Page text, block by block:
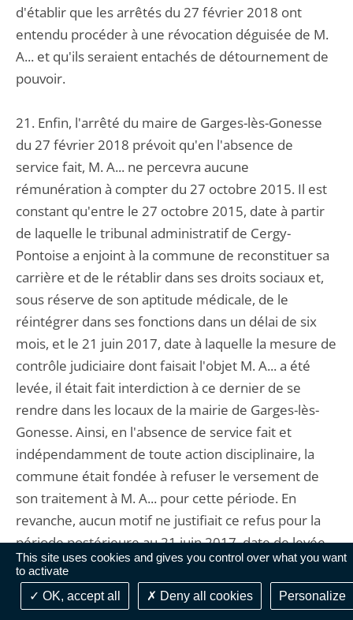
This site uses cookies and gives you control over what you want
to activate
OK, accept all
Deny all cookies Personalize
d'établir que les arrêtés du 27 février 2018 ont
entendu procéder à une révocation déguisée de M.
A... et qu'ils seraient entachés de détournement de
pouvoir.
21. Enfin, l'arrêté du maire de Garges-lès-Gonesse
du 27 février 2018 prévoit qu'en l'absence de
service fait, M. A... ne percevra aucune
rémunération à compter du 27 octobre 2015. Il est
constant qu'entre le 27 octobre 2015, date à partir
de laquelle le tribunal administratif de Cergy-
Pontoise a enjoint à la commune de reconstituer sa
carrière et de le rétablir dans ses droits sociaux et,
sous réserve de son aptitude médicale, de le
réintégrer dans ses fonctions dans un délai de six
mois, et le 21 juin 2017, date à laquelle la mesure de
contrôle judiciaire dont faisait l'objet M. A... a été
levée, il était fait interdiction à ce dernier de se
rendre dans les locaux de la mairie de Garges-lès-
Gonesse. Ainsi, en l'absence de service fait et
indépendamment de toute action disciplinaire, la
commune était fondée à refuser le versement de
son traitement à M. A... pour cette période. En
revanche, aucun motif ne justifiait ce refus pour la
période postérieure au 21 juin 2017, date de levée
de la mesure de contrôle judiciaire.
22. Il résulte de ce qui précède que M. A... est
seulement fondé à demander l'annulation de